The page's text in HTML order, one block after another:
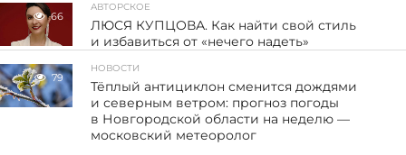
66
АВТОРСКОЕ
ЛЮСЯ КУПЦОВА. Как найти свой стиль
и избавиться от «нечего надеть»
79
НОВОСТИ
Тёплый антициклон сменится дождями
и северным ветром: прогноз погоды
в Новгородской области на неделю —
московский метеоролог